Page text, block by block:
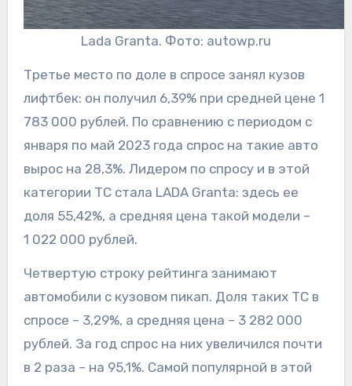
Lada Granta. Фото: autowp.ru​
Третье место по доле в спросе занял кузов
лифтбек: он получил 6,39% при средней цене 1
783 000 рублей. По сравнению с периодом с
января по май 2023 года спрос на такие авто
вырос на 28,3%. Лидером по спросу и в этой
категории ТС стала LADA Granta: здесь ее
доля 55,42%, а средняя цена такой модели –
1 022 000 рублей.
Четвертую строку рейтинга занимают
автомобили с кузовом пикап. Доля таких ТС в
спросе – 3,29%, а средняя цена – 3 282 000
рублей. За год спрос на них увеличился почти
в 2 раза – на 95,1%. Самой популярной в этой